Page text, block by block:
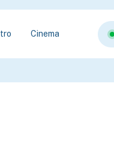
Cinema